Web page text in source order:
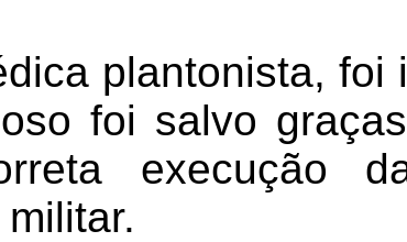
plantonista, foi
foi salvo
execução